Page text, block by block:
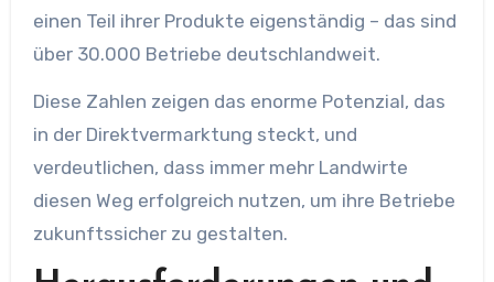
einen Teil ihrer Produkte eigenständig – das sind
über 30.000 Betriebe deutschlandweit.
Diese Zahlen zeigen das enorme Potenzial, das
in der Direktvermarktung steckt, und
verdeutlichen, dass immer mehr Landwirte
diesen Weg erfolgreich nutzen, um ihre Betriebe
zukunftssicher zu gestalten.